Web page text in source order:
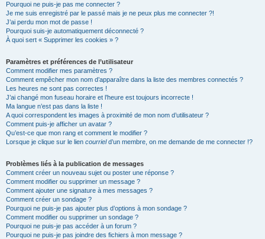
Pourquoi ne puis-je pas me connecter ?
Je me suis enregistré par le passé mais je ne peux plus me connecter ?!
J’ai perdu mon mot de passe !
Pourquoi suis-je automatiquement déconnecté ?
À quoi sert « Supprimer les cookies » ?
Paramètres et préférences de l’utilisateur
Comment modifier mes paramètres ?
Comment empêcher mon nom d’apparaître dans la liste des membres connectés ?
Les heures ne sont pas correctes !
J’ai changé mon fuseau horaire et l’heure est toujours incorrecte !
Ma langue n’est pas dans la liste !
A quoi correspondent les images à proximité de mon nom d’utilisateur ?
Comment puis-je afficher un avatar ?
Qu’est-ce que mon rang et comment le modifier ?
Lorsque je clique sur le lien courrield’un membre, on me demande de me connecter !?
Problèmes liés à la publication de messages
Comment créer un nouveau sujet ou poster une réponse ?
Comment modifier ou supprimer un message ?
Comment ajouter une signature à mes messages ?
Comment créer un sondage ?
Pourquoi ne puis-je pas ajouter plus d’options à mon sondage ?
Comment modifier ou supprimer un sondage ?
Pourquoi ne puis-je pas accéder à un forum ?
Pourquoi ne puis-je pas joindre des fichiers à mon message ?